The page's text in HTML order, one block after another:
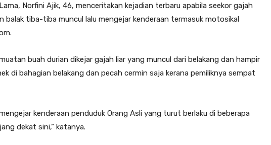
Norfini Ajik, 46, menceritakan kejadian terbaru apabila seekor gajah
balak tiba-tiba muncul lalu mengejar kenderaan termasuk motosikal
buah durian dikejar gajah liar yang muncul dari belakang dan hampir
di bahagian belakang dan pecah cermin saja kerana pemiliknya sempat
kenderaan penduduk Orang Asli yang turut berlaku di beberapa
dekat sini,” katanya.